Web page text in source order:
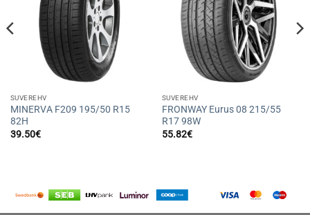
SUVEREHV
MINERVA F209 195/50 R15
82H
39.50€
SUVEREHV
FRONWAY Eurus 08 215/55
R17 98W
55.82€